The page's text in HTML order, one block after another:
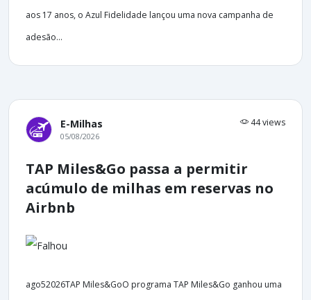
aos 17 anos, o Azul Fidelidade lançou uma nova campanha de
adesão...
E-Milhas 44 views
05/08/2026
TAP Miles&Go passa a permitir
acúmulo de milhas em reservas no
Airbnb
ago52026TAP Miles&GoO programa TAP Miles&Go ganhou uma